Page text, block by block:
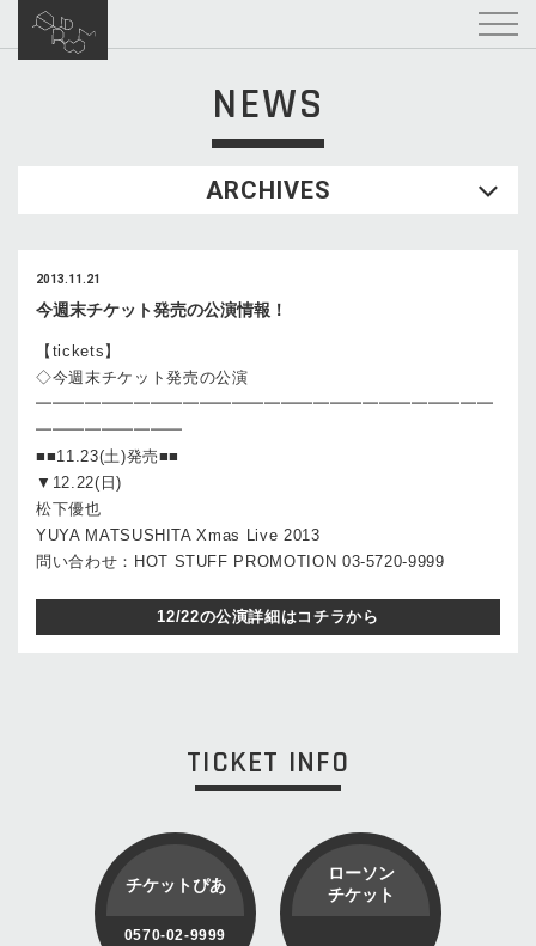
NEWS
ARCHIVES
2013.11.21
今週末チケット発売の公演情報！
【tickets】
◇今週末チケット発売の公演
━━━━━━━━━━━━━━━━━━━━━━━━━━━━
━━━━━━━━━
■■11.23(土)発売■■
▼12.22(日)
松下優也
YUYA MATSUSHITA Xmas Live 2013
問い合わせ：HOT STUFF PROMOTION 03-5720-9999
12/22の公演詳細はコチラから
TICKET INFO
チケットぴあ
0570-02-9999
ローソン
チケット